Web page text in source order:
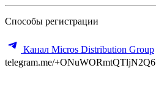
Способы регистрации
Канал Micros Distribution Group
telegram.me/+ONuWORmtQTljN2Q6